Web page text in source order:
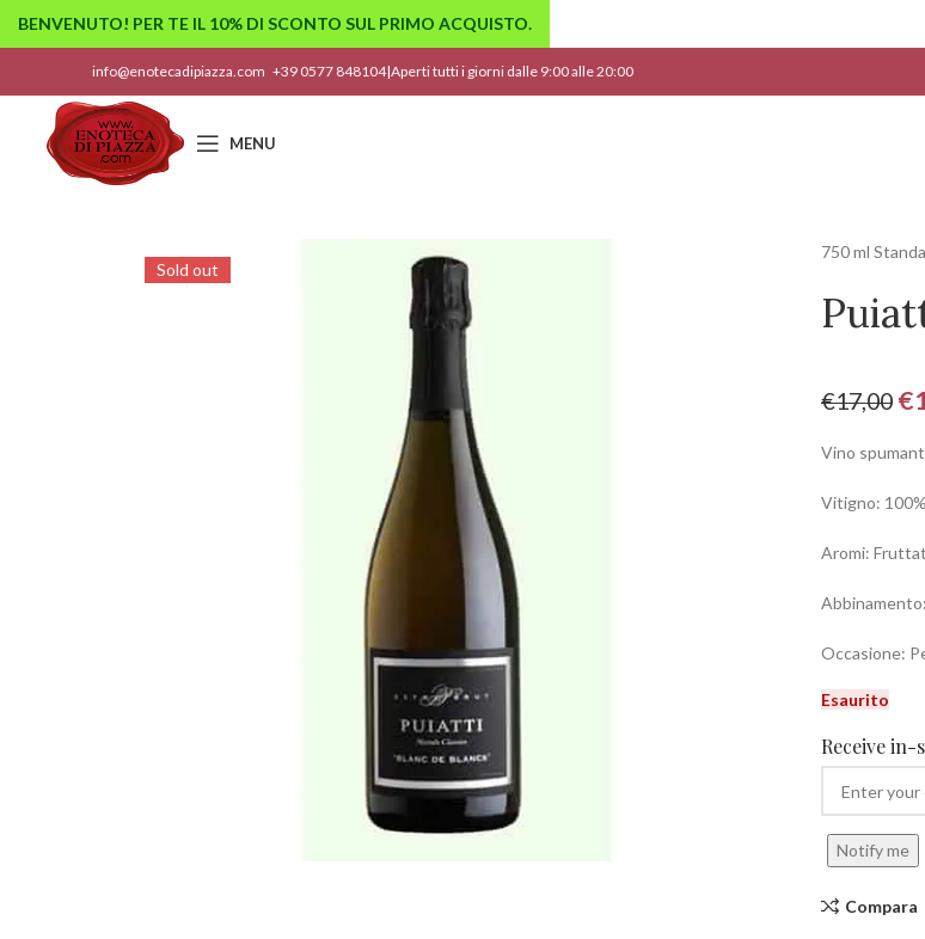
info@enotecadipiazza.com +39 0577 848104|Aperti tutti i giorni dalle 9:00 alle 20:00
MENU
Sold out
750 ml
€17,00 €
Vino
Vitigno:
Aromi:
Occasione:
Esaurito
Receive
Notify me
Compara
BENVENUTO! PER TE IL 10% DI SCONTO SUL PRIMO ACQUISTO.